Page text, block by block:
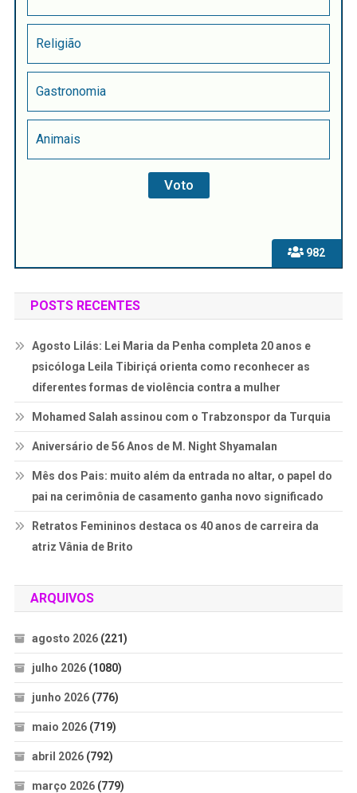
982
Religião
Gastronomia
Animais
POSTS RECENTES
Agosto Lilás: Lei Maria da Penha completa 20 anos e
psicóloga Leila Tibiriçá orienta como reconhecer as
diferentes formas de violência contra a mulher
Mohamed Salah assinou com o Trabzonspor da Turquia
Aniversário de 56 Anos de M. Night Shyamalan
Mês dos Pais: muito além da entrada no altar, o papel do
pai na cerimônia de casamento ganha novo significado
Retratos Femininos destaca os 40 anos de carreira da
atriz Vânia de Brito
ARQUIVOS
agosto 2026(221)
julho 2026(1080)
junho 2026(776)
maio 2026(719)
abril 2026(792)
março 2026(779)